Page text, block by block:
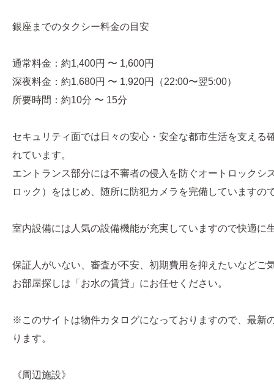
銀座までのタクシー料金の目安
通常料金：約1,400円 〜 1,600円
深夜料金：約1,680円 〜 1,920円（22:00〜翌5:00）
所要時間：約10分 〜 15分
セキュリティ面では日々の安心・安全な都市生活を支える
れています。
エントランス部分には不審者の侵入を防ぐオートロックシ
ロック）をはじめ、随所に防犯カメラを完備していますの
室内設備には人気の設備機能が充実していますので快適に
保証人がいない、審査が不安、初期費用を抑えたいなどご
お部屋探しは「お水の賃貸」にお任せください。
※このサイトは物件カタログになっておりますので、最新
ります。
《周辺施設》